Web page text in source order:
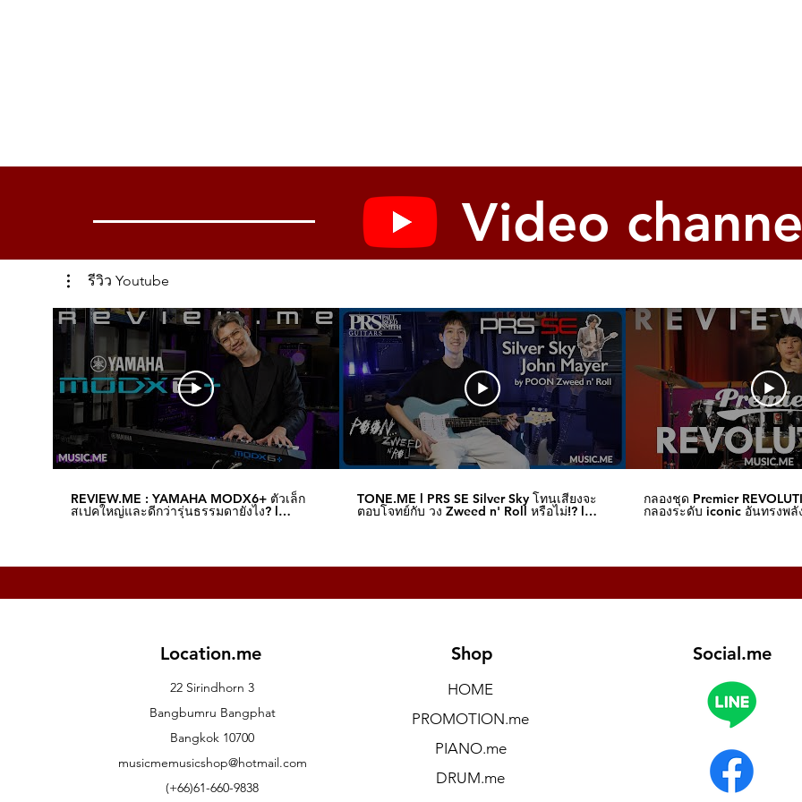
Video
รีวิว Youtube
REVIEW.ME : YAMAHA MODX6+ ตัวเล็ก
สเปคใหญ่และดีกว่ารุ่นธรรมดายังไง? l
Music.me
TONE.ME l PRS SE Silver Sky โทนเสียงจะ
ตอบโจทย์กับ วง Zweed n' Roll หรือไม่!? l
กลองชุด Premier
กลองระดับ iconic อันทรงพลั
Location.me
22 Sirindhorn 3
Bangbumru Bangphat
Bangkok 10700
musicmemusicshop@hotmail.com
(+66)61-660-9838
Shop
HOME
PROMOTION.me
PIANO.me
DRUM.me
Social.me